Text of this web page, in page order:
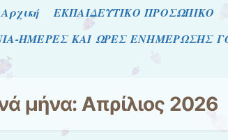
Αρχική ΕΚΠΑΙΔΕΥΤΙΚΟ ΠΡΟΣΩΠΙΚΟ
ΗΜΕΡΕΣ ΚΑΙ ΩΡΕΣ ΕΝΗΜΕΡΩΣΗΣ
μήνα: Απρίλιος 2026